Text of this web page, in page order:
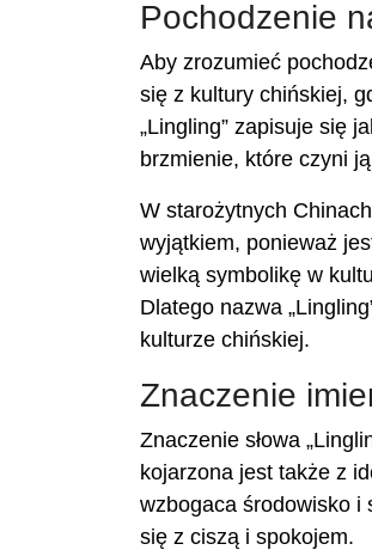
Pochodzenie
Aby zrozumieć
się z kultury chińskiej,
„Lingling” zapisuje się
brzmienie, które czyni
W starożytnych
wyjątkiem, ponieważ
wielką symbolikę w
Dlatego nazwa
kulturze chińskiej.
Znaczenie
Znaczenie słowa
kojarzona jest także z
wzbogaca środowisko i
się z ciszą i spokojem.